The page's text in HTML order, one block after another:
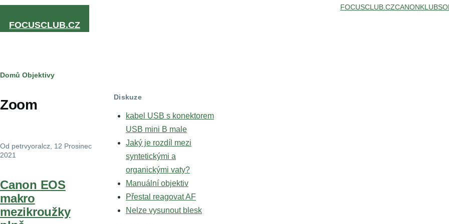
Přejít k hlavnímu obsahu
FOCUSCLUB.CZ
FOCUSCLUB.CZCANONKLUB
Drobečková
Domů Objektivy
Zoom
Od petrvyoralcz , 12 Prosinec
2021
Canon EOS
makro
mezikroužky
Diskuze
kabel USB s konektorem
USB mini B male
Jaký je rozdíl mezi
syntetickými a
organickými vaty?
Manuální objektiv
Přestal reagovat AF
Nelze vysunout blesk